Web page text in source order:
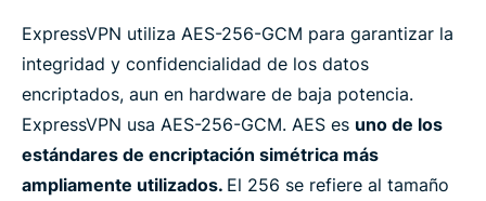
ExpressVPN utiliza AES-256-GCM para garantizar la
integridad y confidencialidad de los datos
encriptados, aun en hardware de baja potencia.
ExpressVPN usa AES-256-GCM. AES es uno de los
estándares de encriptación simétrica más
ampliamente utilizados. El 256 se refiere al tamaño